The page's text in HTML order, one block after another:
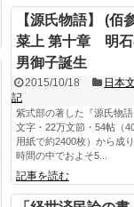
【源氏物語】 (
菜上 第十章 明
男御子誕生
2015/10/18 日本
記
紫式部の著した『源氏物
文字・22万文節・54帖（
用紙で約2400枚）から成
時間の中でおよそ5...
記事を読む